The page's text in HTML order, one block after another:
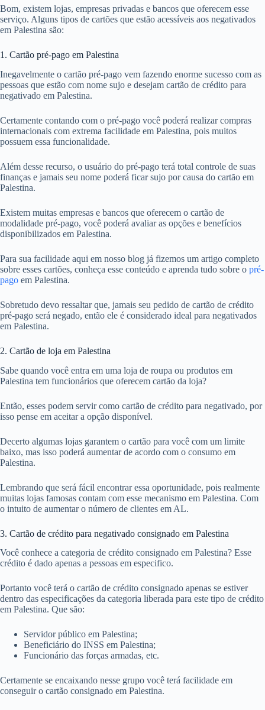
Bom, existem lojas, empresas privadas e bancos que oferecem esse
serviço. Alguns tipos de cartões que estão acessíveis aos negativados
em Palestina são:
1. Cartão pré-pago em Palestina
Inegavelmente o cartão pré-pago vem fazendo enorme sucesso com as
pessoas que estão com nome sujo e desejam cartão de crédito para
negativado em Palestina.
Certamente contando com o pré-pago você poderá realizar compras
internacionais com extrema facilidade em Palestina, pois muitos
possuem essa funcionalidade.
Além desse recurso, o usuário do pré-pago terá total controle de suas
finanças e jamais seu nome poderá ficar sujo por causa do cartão em
Palestina.
Existem muitas empresas e bancos que oferecem o cartão de
modalidade pré-pago, você poderá avaliar as opções e benefícios
disponibilizados em Palestina.
Para sua facilidade aqui em nosso blog já fizemos um artigo completo
sobre esses cartões, conheça esse conteúdo e aprenda tudo sobre o pré-
pago em Palestina.
Sobretudo devo ressaltar que, jamais seu pedido de cartão de crédito
pré-pago será negado, então ele é considerado ideal para negativados
em Palestina.
2. Cartão de loja em Palestina
Sabe quando você entra em uma loja de roupa ou produtos em
Palestina tem funcionários que oferecem cartão da loja?
Então, esses podem servir como cartão de crédito para negativado, por
isso pense em aceitar a opção disponível.
Decerto algumas lojas garantem o cartão para você com um limite
baixo, mas isso poderá aumentar de acordo com o consumo em
Palestina.
Lembrando que será fácil encontrar essa oportunidade, pois realmente
muitas lojas famosas contam com esse mecanismo em Palestina. Com
o intuito de aumentar o número de clientes em AL.
3. Cartão de crédito para negativado consignado em Palestina
Você conhece a categoria de crédito consignado em Palestina? Esse
crédito é dado apenas a pessoas em especifico.
Portanto você terá o cartão de crédito consignado apenas se estiver
dentro das especificações da categoria liberada para este tipo de crédito
em Palestina. Que são:
Servidor público em Palestina;
Beneficiário do INSS em Palestina;
Funcionário das forças armadas, etc.
Certamente se encaixando nesse grupo você terá facilidade em
conseguir o cartão consignado em Palestina.